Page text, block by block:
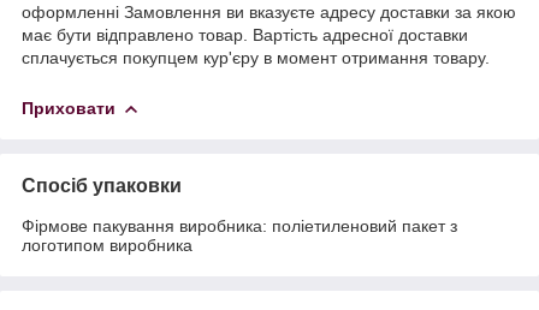
оформленні Замовлення ви вказуєте адресу доставки за якою
має бути відправлено товар. Вартість адресної доставки
сплачується покупцем кур'єру в момент отримання товару.
Приховати
Спосіб упаковки
Фірмове пакування виробника: поліетиленовий пакет з
логотипом виробника